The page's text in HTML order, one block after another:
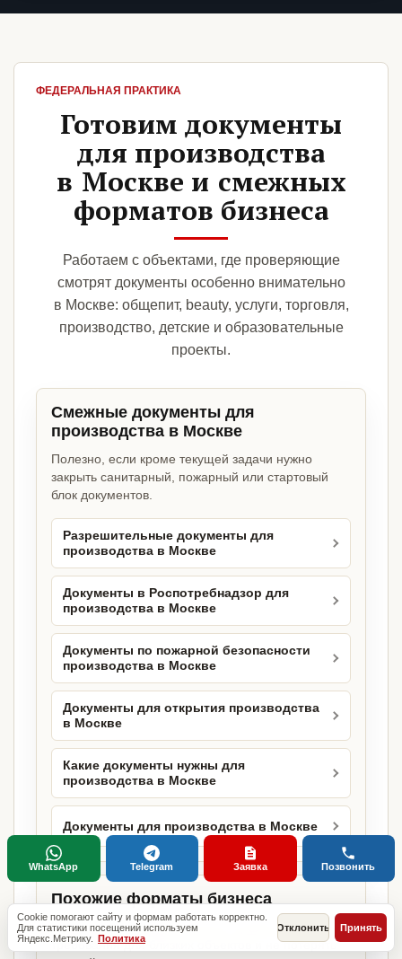
ФЕДЕРАЛЬНАЯ ПРАКТИКА
Готовим документы
для производства
в Москве и смежных
форматов бизнеса
Работаем с объектами, где проверяющие
смотрят документы особенно внимательно
в Москве: общепит, beauty, услуги, торговля,
производство, детские и образовательные
проекты.
Смежные документы для
производства в Москве
Полезно, если кроме текущей задачи нужно
закрыть санитарный, пожарный или стартовый
блок документов.
Разрешительные документы для
производства в Москве
Документы в Роспотребнадзор для
производства в Москве
Документы по пожарной безопасности
производства в Москве
Документы для открытия производства
в Москве
Какие документы нужны для
производства в Москве
Документы для производства в Москве
Похожие форматы бизнеса
Соседние страницы помогают сравнить
требования для близких объектов и не потерять
Cookie помогают сайту и формам работать корректно.
Для статистики посещений используем
Яндекс.Метрику. Политика
Отклонить Принять
WhatsApp Telegram Заявка Позвонить